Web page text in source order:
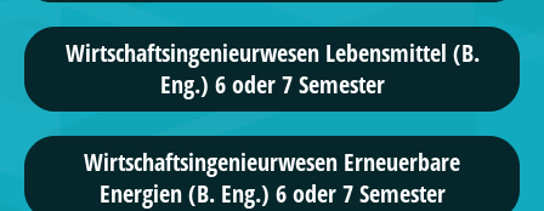
Wirtschaftsingenieurwesen Lebensmittel (B.
Eng.) 6 oder 7 Semester
Wirtschaftsingenieurwesen Erneuerbare
Energien (B. Eng.) 6 oder 7 Semester